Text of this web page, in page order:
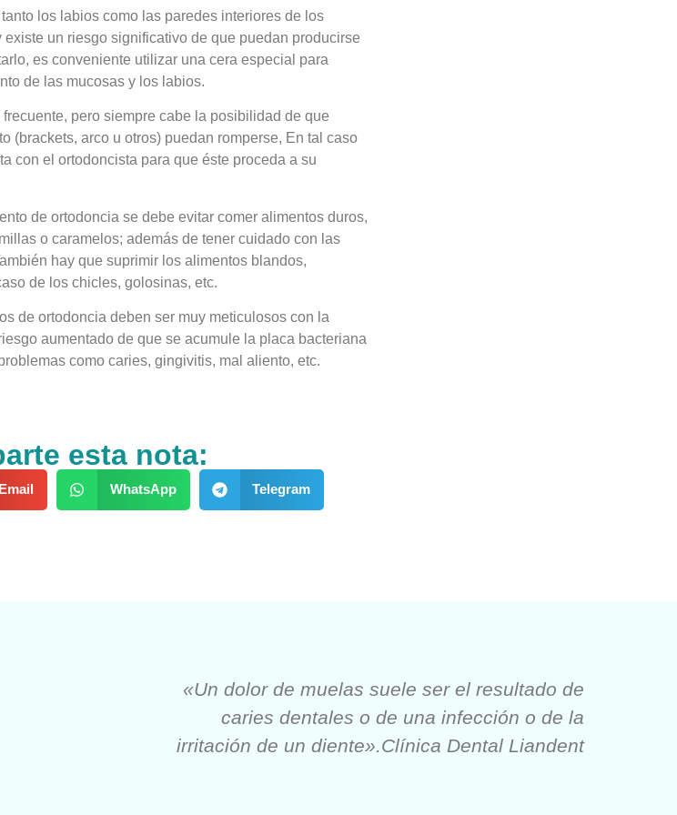
los labios como las paredes interiores de los
un riesgo significativo de que puedan producirse
es conveniente utilizar una cera especial para
de las mucosas y los labios.
pero siempre cabe la posibilidad de que
(brackets, arco u otros) puedan romperse, En tal caso
con el ortodoncista para que éste proceda a su
de ortodoncia se debe evitar comer alimentos duros,
o caramelos; además de tener cuidado con las
hay que suprimir los alimentos blandos,
de los chicles, golosinas, etc.
de ortodoncia deben ser muy meticulosos con la
aumentado de que se acumule la placa bacteriana
como caries, gingivitis, mal aliento, etc.
esta nota:
Email WhatsApp Telegram
«Un dolor de muelas suele ser el resultado de
caries dentales o de una infección o de la
irritación de un diente».Clínica Dental Liandent